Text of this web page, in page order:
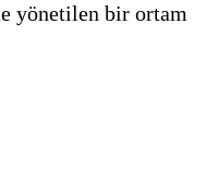
yönetilen bir ortam